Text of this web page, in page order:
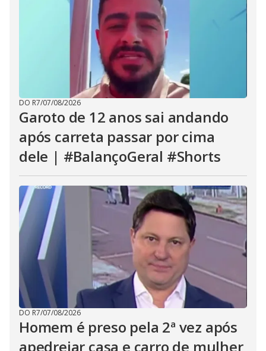
DO R7/07/08/2026
Garoto de 12 anos sai andando
após carreta passar por cima
dele | #BalançoGeral #Shorts
DO R7/07/08/2026
Homem é preso pela 2ª vez após
apedrejar casa e carro de mulher